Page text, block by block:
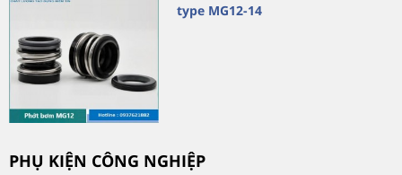
type MG12-14
PHỤ KIỆN CÔNG NGHIỆP